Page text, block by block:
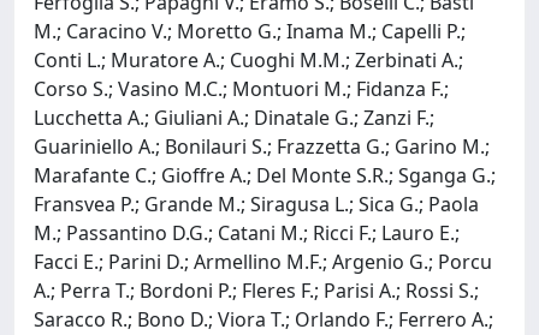
M.; Caracino V.; Moretto G.; Inama M.; Capelli P.;
Conti L.; Muratore A.; Cuoghi M.M.; Zerbinati A.;
Corso S.; Vasino M.C.; Montuori M.; Fidanza F.;
Lucchetta A.; Giuliani A.; Dinatale G.; Zanzi F.;
Guariniello A.; Bonilauri S.; Frazzetta G.; Garino M.;
Marafante C.; Gioffre A.; Del Monte S.R.; Sganga G.;
Fransvea P.; Grande M.; Siragusa L.; Sica G.; Paola
M.; Passantino D.G.; Catani M.; Ricci F.; Lauro E.;
Facci E.; Parini D.; Armellino M.F.; Argenio G.; Porcu
A.; Perra T.; Bordoni P.; Fleres F.; Parisi A.; Rossi S.;
Saracco R.; Bono D.; Viora T.; Orlando F.; Ferrero A.;